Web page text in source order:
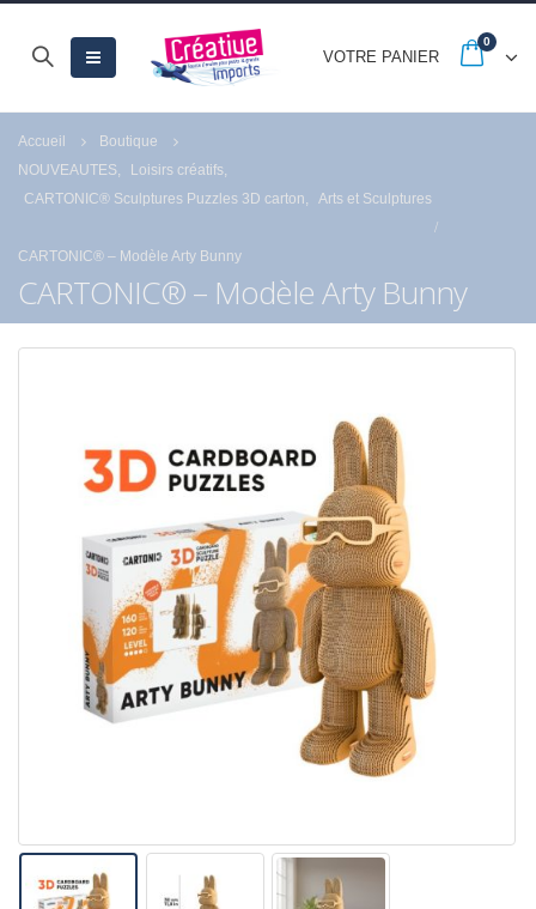
VOTRE PANIER
0
Accueil
Boutique
NOUVEAUTES
Loisirs créatifs
CARTONIC® Sculptures Puzzles 3D carton
Arts et Sculptures
CARTONIC® – Modèle Arty Bunny
CARTONIC® – Modèle Arty Bunny